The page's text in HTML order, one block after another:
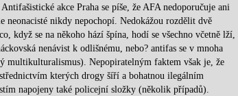
akce Praha se píše, že AFA nedoporučuje ani
nikdy nepochopí. Nedokážou rozdělit dvě
když se na někoho hází špína, hodí se všechno včetně lží,
nenávist k odlišnému, nebo? antifas se v mnoha
Nepopiratelným faktem však je, že
kterých drogy šíří a bohatnou ilegálním
napojeny také policejní složky (několik případů).